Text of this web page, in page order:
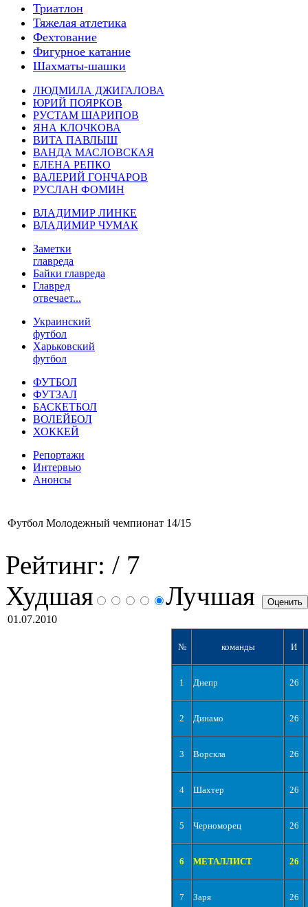
Триатлон
Тяжелая атлетика
Фехтование
Фигурное катание
Шахматы-шашки
ЛЮДМИЛА ДЖИГАЛОВА
ЮРИЙ ПОЯРКОВ
РУСТАМ ШАРИПОВ
ЯНА КЛОЧКОВА
ВИТА ПАВЛЫШ
ВАНДА МАСЛОВСКАЯ
ЕЛЕНА РЕПКО
ВАЛЕРИЙ ГОНЧАРОВ
РУСЛАН ФОМИН
ВЛАДИМИР ЛИНКЕ
ВЛАДИМИР ЧУМАК
Заметки
главреда
Байки главреда
Главред
отвечает...
Украинский
футбол
Харьковский
футбол
ФУТБОЛ
ФУТЗАЛ
БАСКЕТБОЛ
ВОЛЕЙБОЛ
ХОККЕЙ
Репортажи
Интервью
Анонсы
Футбол Молодежный чемпионат 14/15
Рейтинг: / 7
Худшая
Лучшая
01.07.2010
№ команды И
1 Днепр 26
2 Динамо 26
3 Ворскла 26
4 Шахтер 26
5 Черноморец 26
6 МЕТАЛЛИСТ 26
7 Заря 26